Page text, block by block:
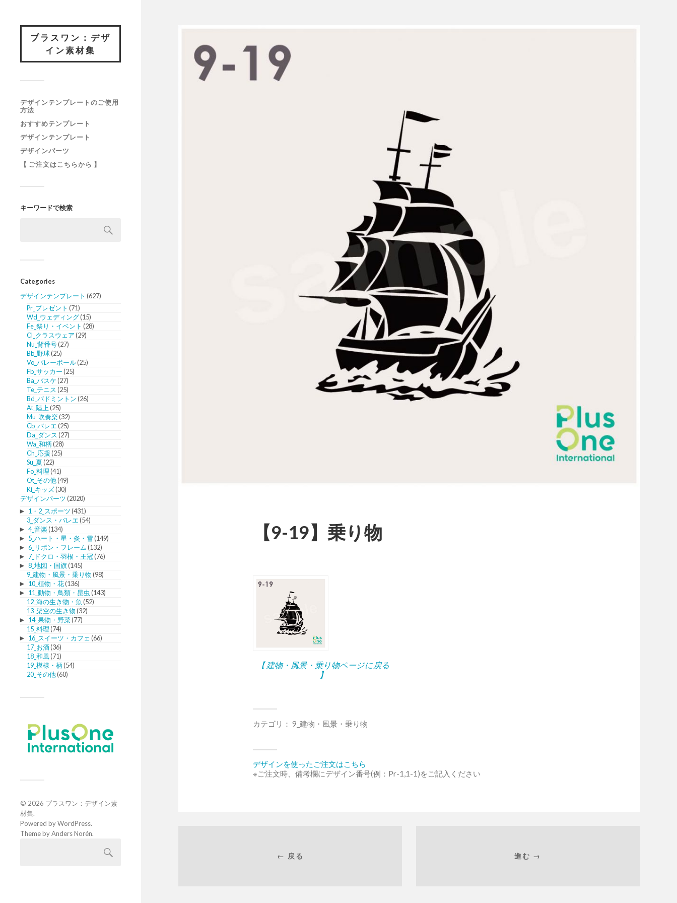
プラスワン：デザ
イン素材集
デザインテンプレートのご使用
方法
おすすめテンプレート
デザインテンプレート
デザインパーツ
【 ご注文はこちらから 】
キーワードで検索
Categories
デザインテンプレート (627)
Pr_プレゼント (71)
Wd_ウェディング(15)
Fe_祭り・イベント (28)
Cl_クラスウェア(29)
Nu_背番号(27)
Bb_野球(25)
Vo_バレーボール(25)
Fb_サッカー(25)
Ba_バスケ(27)
Te_テニス(25)
Bd_バドミントン(26)
At_陸上(25)
Mu_吹奏楽(32)
Cb_バレエ(25)
Da_ダンス(27)
Wa_和柄(28)
Ch_応援(25)
Su_夏(22)
Fo_料理(41)
Ot_その他(49)
Ki_キッズ(30)
デザインパーツ(2020)
► 1・2_スポーツ(431)
3_ダンス・バレエ(54)
► 4_音楽(134)
► 5_ハート・星・炎・雪(149)
► 6_リボン・フレーム(132)
► 7_ドクロ・羽根・王冠(76)
► 8_地図・国旗(145)
9_建物・風景・乗り物(98)
► 10_植物・花(136)
► 11_動物・鳥類・昆虫 (143)
12_海の生き物・魚 (52)
13_架空の生き物(32)
► 14_果物・野菜(77)
15_料理(74)
► 16_スイーツ・カフェ (66)
17_お酒(36)
18_和風(71)
19_模様・柄(54)
20_その他(60)
© 2026 プラスワン：デザイン素
材集.
Powered byWordPress.
Theme byAnders Norén.
【9-19】乗り物
【 建物・風景・乗り物ページに戻る
】
カテゴリ： 9_建物・風景・乗り物
デザインを使ったご注文はこちら
※ご注文時、備考欄にデザイン番号(例：Pr-1,1-1)をご記入ください
← 戻る 進む →